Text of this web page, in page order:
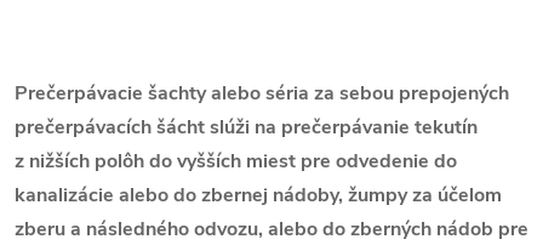
Prečerpávacie šachty alebo séria za sebou prepojených
prečerpávacích šácht slúži na prečerpávanie tekutín
z nižších polôh do vyšších miest pre odvedenie do
kanalizácie alebo do zbernej nádoby, žumpy za účelom
zberu a následného odvozu, alebo do zberných nádob pre